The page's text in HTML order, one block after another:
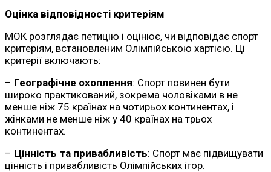
Оцінка відповідності критеріям
МОК розглядає петицію і оцінює, чи відповідає спорт
критеріям, встановленим Олімпійською хартією. Ці
критерії включають:
– Географічне охоплення: Спорт повинен бути
широко практикований, зокрема чоловіками в не
менше ніж 75 країнах на чотирьох континентах, і
жінками не менше ніж у 40 країнах на трьох
континентах.
– Цінність та привабливість: Спорт має підвищувати
цінність і привабливість Олімпійських ігор.